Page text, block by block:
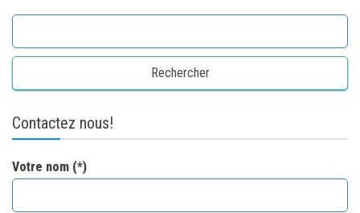
Contactez nous!
Votre nom (*)